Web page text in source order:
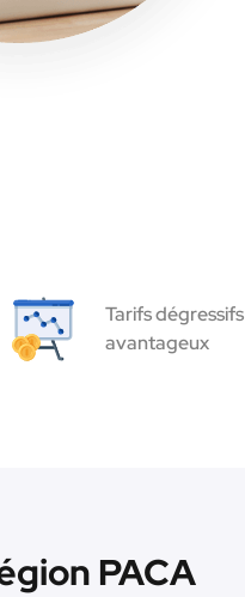
Tarifs dégressifs
avantageux
PACA